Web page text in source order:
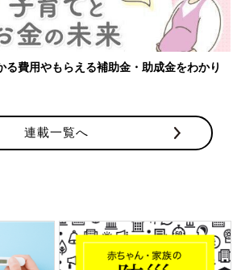
る費用やもらえる補助金・助成金をわかり
連載一覧へ